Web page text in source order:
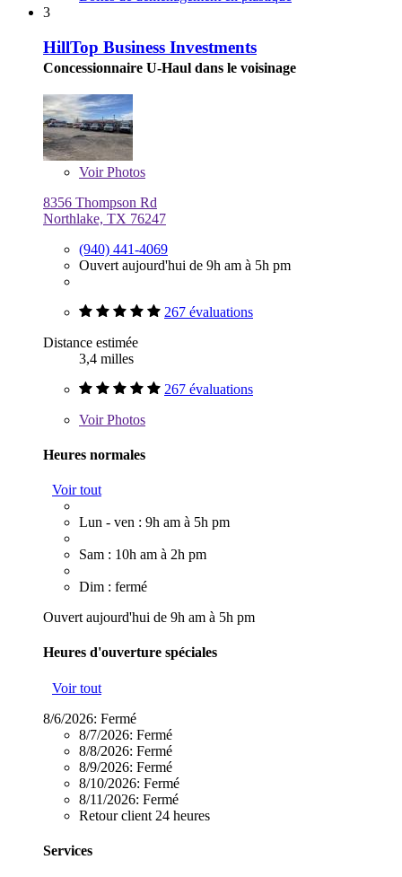
3
HillTop Business Investments
Concessionnaire U-Haul dans le voisinage
VoirPhotos
8356 Thompson Rd
Northlake, TX 76247
(940) 441-4069
Ouvert aujourd'hui de 9h am à 5h pm
267 évaluations
Distance estimée
3,4 milles
267 évaluations
VoirPhotos
Heures normales
Voir tout
Lun - ven : 9h am à 5h pm
Sam : 10h am à 2h pm
Dim : fermé
Ouvert aujourd'hui de 9h am à 5h pm
Heures d'ouverture spéciales
Voir tout
8/6/2026: Fermé
8/7/2026: Fermé
8/8/2026: Fermé
8/9/2026: Fermé
8/10/2026: Fermé
8/11/2026: Fermé
Retour client 24 heures
Services